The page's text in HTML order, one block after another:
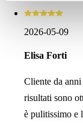
dati e le
consultare
2026-05-09
Elisa Forti
Cliente da
risultati sono
è pulitissimo e